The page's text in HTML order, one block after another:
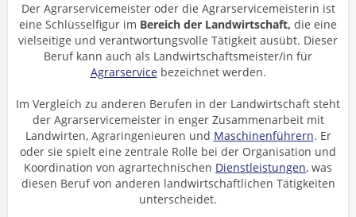
Der Agrarservicemeister oder die Agrarservicemeisterin ist
eine Schlüsselfigur im Bereich der Landwirtschaft, die eine
vielseitige und verantwortungsvolle Tätigkeit ausübt. Dieser
Beruf kann auch als Landwirtschaftsmeister/in für
Agrarservicebezeichnet werden.
Im Vergleich zu anderen Berufen in der Landwirtschaft steht
der Agrarservicemeister in enger Zusammenarbeit mit
Landwirten, Agraringenieuren und Maschinenführern. Er
oder sie spielt eine zentrale Rolle bei der Organisation und
Koordination von agrartechnischen Dienstleistungen, was
diesen Beruf von anderen landwirtschaftlichen Tätigkeiten
unterscheidet.